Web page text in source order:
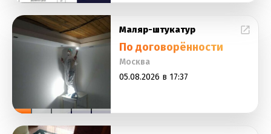
Маляр-штукатур
По договорённости
Москва
05.08.2026 в 17:37